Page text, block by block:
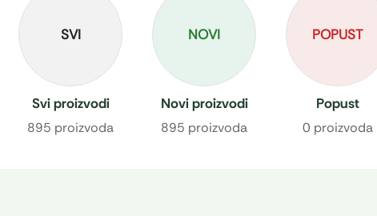
SVI
Svi proizvodi
895 proizvoda
NOVI
Novi proizvodi
895 proizvoda
POPUST
Popust
0 proizvoda